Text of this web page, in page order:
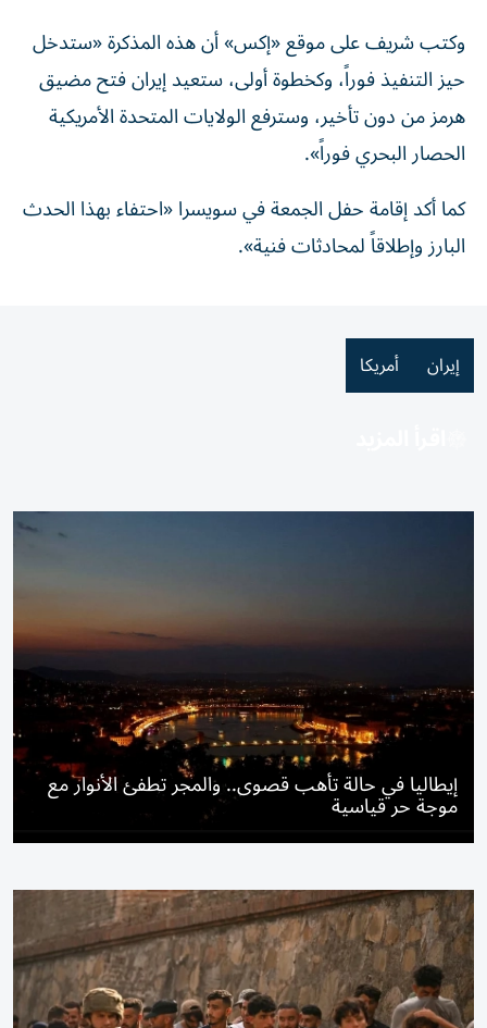
وكتب شريف على موقع «إكس» أن هذه المذكرة «ستدخل
حيز التنفيذ فوراً، وكخطوة أولى، ستعيد إيران فتح مضيق
هرمز من دون تأخير، وسترفع الولايات المتحدة الأمريكية
الحصار البحري فوراً».
كما أكد إقامة حفل الجمعة في سويسرا «احتفاء بهذا الحدث
البارز وإطلاقاً لمحادثات فنية».
إيران أمريكا
إيطاليا في حالة تأهب قصوى.. والمجر تطفئ الأنوار مع
موجة حر قياسية